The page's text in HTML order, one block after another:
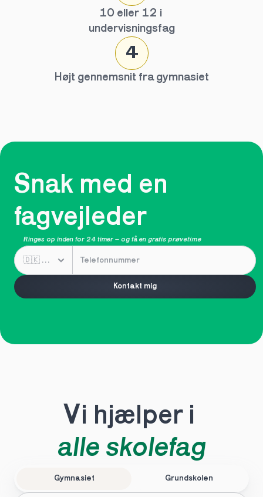
10 eller 12 i
undervisningsfag
4
Højt gennemsnit fra gymnasiet
Snak med en
fagvejleder
Ringes op inden for 24 timer – og få en gratis prøvetime
Kontakt mig
Vi hjælper i
alle skolefag
Gymnasiet Grundskolen